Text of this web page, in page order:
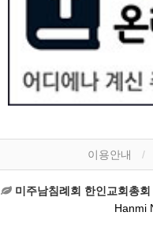
이용안내
미주남침례회 한인교회총회
Hanmi